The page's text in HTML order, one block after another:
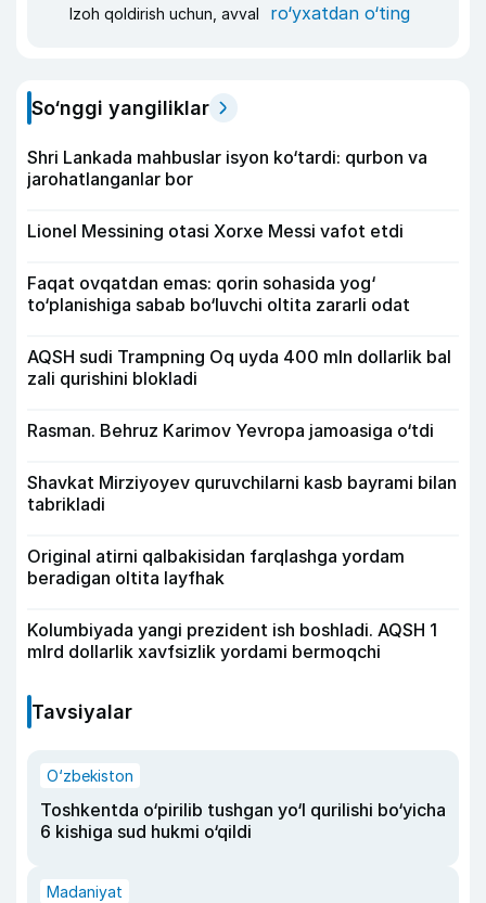
Izoh qoldirish uchun, avval ro‘yxatdan o‘ting
So‘nggi yangiliklar
Shri Lankada mahbuslar isyon ko‘tardi: qurbon va
jarohatlanganlar bor
Lionel Messining otasi Xorxe Messi vafot etdi
Faqat ovqatdan emas: qorin sohasida yog‘
to‘planishiga sabab bo‘luvchi oltita zararli odat
AQSH sudi Trampning Oq uyda 400 mln dollarlik bal
zali qurishini blokladi
Rasman. Behruz Karimov Yevropa jamoasiga o‘tdi
Shavkat Mirziyoyev quruvchilarni kasb bayrami bilan
tabrikladi
Original atirni qalbakisidan farqlashga yordam
beradigan oltita layfhak
Kolumbiyada yangi prezident ish boshladi. AQSH 1
mlrd dollarlik xavfsizlik yordami bermoqchi
Tavsiyalar
O‘zbekiston
Toshkentda o‘pirilib tushgan yo‘l qurilishi bo‘yicha
6 kishiga sud hukmi o‘qildi
Madaniyat